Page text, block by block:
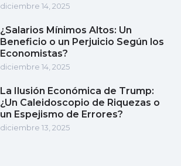
diciembre 14, 2025
¿Salarios Mínimos Altos: Un
Beneficio o un Perjuicio Según los
Economistas?
diciembre 14, 2025
La Ilusión Económica de Trump:
¿Un Caleidoscopio de Riquezas o
un Espejismo de Errores?
diciembre 13, 2025